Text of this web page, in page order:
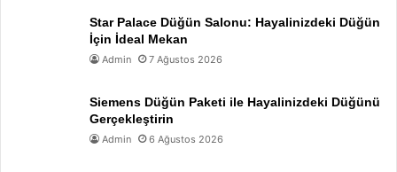
Star Palace Düğün Salonu: Hayalinizdeki Düğün
İçin İdeal Mekan
Admin 7 Ağustos 2026
Siemens Düğün Paketi ile Hayalinizdeki Düğünü
Gerçekleştirin
Admin 6 Ağustos 2026